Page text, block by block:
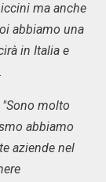
ma anche
abbiamo una
in Italia e
"Sono molto
abbiamo
aziende nel